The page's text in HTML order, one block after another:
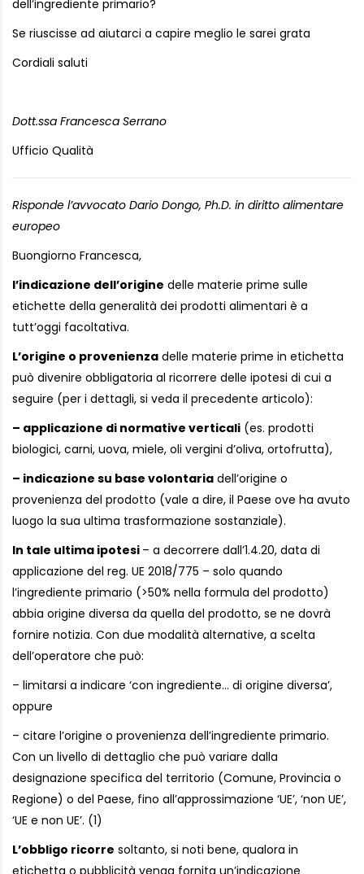
dell’ingrediente primario?
Se riuscisse ad aiutarci a capire meglio le sarei grata
Cordiali saluti
Dott.ssa Francesca Serrano
Ufficio Qualità
Risponde l’avvocato Dario Dongo, Ph.D. in diritto alimentare
europeo
Buongiorno Francesca,
l’indicazione dell’origine delle materie prime sulle
etichette della generalità dei prodotti alimentari è a
tutt’oggi facoltativa.
L’origine o provenienza delle materie prime in etichetta
può divenire obbligatoria al ricorrere delle ipotesi di cui a
seguire (per i dettagli, si veda il precedente articolo):
– applicazione di normative verticali (es. prodotti
biologici, carni, uova, miele, oli vergini d’oliva, ortofrutta),
– indicazione su base volontaria dell’origine o
provenienza del prodotto (vale a dire, il Paese ove ha avuto
luogo la sua ultima trasformazione sostanziale).
In tale ultima ipotesi – a decorrere dall’1.4.20, data di
applicazione del reg. UE 2018/775 – solo quando
l’ingrediente primario (>50% nella formula del prodotto)
abbia origine diversa da quella del prodotto, se ne dovrà
fornire notizia. Con due modalità alternative, a scelta
dell’operatore che può:
– limitarsi a indicare ‘con ingrediente… di origine diversa’,
oppure
– citare l’origine o provenienza dell’ingrediente primario.
Con un livello di dettaglio che può variare dalla
designazione specifica del territorio (Comune, Provincia o
Regione) o del Paese, fino all’approssimazione ‘UE’, ‘non UE’,
‘UE e non UE’. (1)
L’obbligo ricorre soltanto, si noti bene, qualora in
etichetta o pubblicità venga fornita un’indicazione